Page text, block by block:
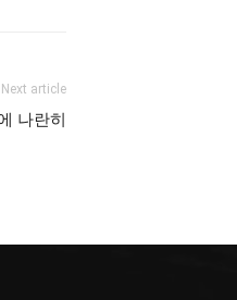
Next article
나란히